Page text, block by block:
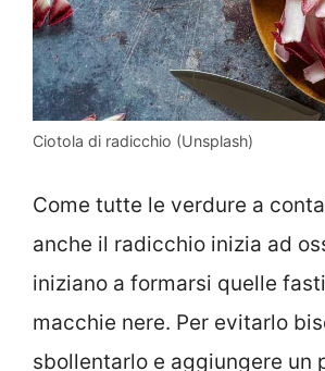
Ciotola di radicchio (Unsplash)
Come tutte le verdure a
anche il radicchio inizia ad
iniziano a formarsi quelle
macchie nere. Per evitarlo
sbollentarlo e aggiungere un